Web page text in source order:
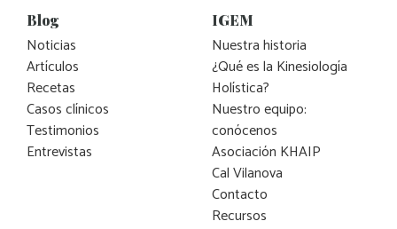
Blog
Noticias
Artículos
Recetas
Casos clínicos
Testimonios
Entrevistas
IGEM
Nuestra historia
¿Qué es la Kinesiología
Holística?
Nuestro equipo:
conócenos
Asociación KHAIP
Cal Vilanova
Contacto
Recursos